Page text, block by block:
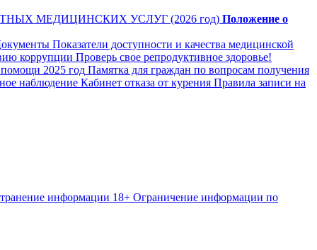
МЕДИЦИНСКИХ УСЛУГ (2026 год) Положение о
Показатели доступности и качества медицинской
коррупции Проверь свое репродуктивное здоровье!
помощи 2025 год Памятка для граждан по вопросам получения
наблюдение Кабинет отказа от курения Правила записи на
информации 18+ Ограничение информации по